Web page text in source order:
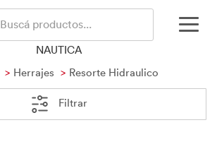
Buscá productos...
NAUTICA
Herrajes Resorte Hidraulico
Filtrar